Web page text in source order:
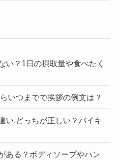
い？1日の摂取量や食べたく
いつまでで挨拶の例文は？
い,どっちが正しい？バイキ
ある？ボディソープやハン